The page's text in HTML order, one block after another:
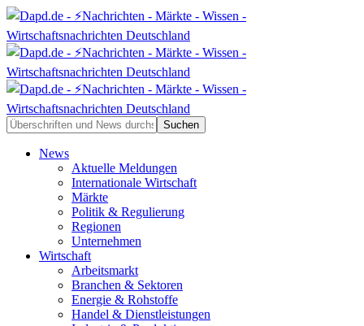
News
Aktuelle Meldungen
Internationale Wirtschaft
Märkte
Politik & Regulierung
Regionen
Unternehmen
Wirtschaft
Arbeitsmarkt
Branchen & Sektoren
Energie & Rohstoffe
Handel & Dienstleistungen